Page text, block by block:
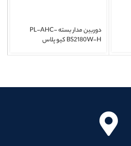
دوربین مدار بسته PL-AHC-
BS2180W-H کیو پلاس